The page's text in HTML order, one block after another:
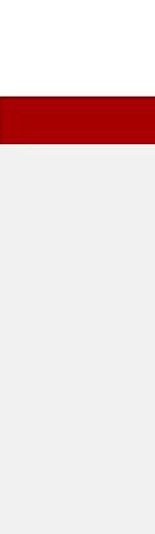
Zafer